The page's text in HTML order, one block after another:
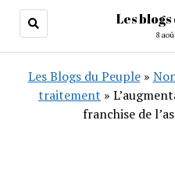
Les
8
Les Blogs du Peuple»
traitement »
franchise de